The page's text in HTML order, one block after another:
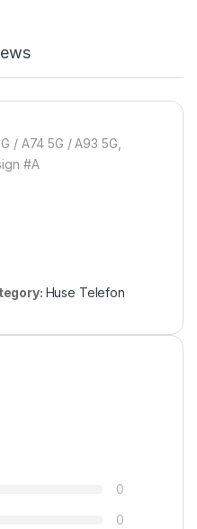
/ A74 5G / A93 5G,
#A
Huse Telefon
0
0